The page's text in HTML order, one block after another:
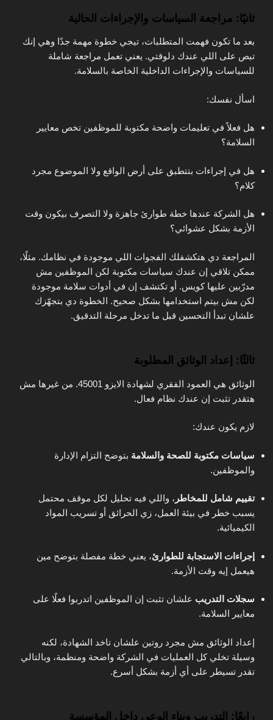
ثانيًا: مراجعة السياسات والإجراءات الحالية
بعد ما تكون فهمت المتطلبات، تيجي خطوة مهمة جدًا وهي إنك
تبص على اللي عندك دلوقتي. يعني تعمل مراجعة شاملة
للسياسات والإجراءات الداخلية الخاصة بالسلامة.
اسأل نفسك:
هل فعلاً في تعليمات واضحة مكتوبة للموظفين تخص معايير
السلامة؟
هل في إجراءات بتتطبق على أرض الواقع ولا الموضوع مجرد
كلام؟
هل الشركة عندها خطة طوارئ جاهزة ولا التصرف بيكون وقت
الأزمة بشكل عشوائي؟
المراجعة دي هتكشفلك الفجوات اللي موجودة في نظامك. مثلًا،
ممكن تلاقي إن عندك سياسات مكتوبة لكن الموظفين مش
مدرّبين عليها كويس. أو تكتشف إن في أدوات سلامة موجودة
لكن مش بيتم استخدامها بشكل صحيح. الخطوة دي بتجهّزك
علشان تبدأ التحسين قبل ما تدخل مرحلة التدقيق.
ثالثًا: إعداد الوثائق المطلوبة
الوثائق هي العمود الفقري لشهادة الايزو 45001. من غيرها مش
هتقدر تثبت إن عندك نظام فعال.
لازم يكون عندك:
سياسات مكتوبة للصحة والسلامة بتوضح التزام الإدارة
والموظفين.
تقييم شامل للمخاطر ، واللي فيه تحليل لكل موقف محتمل
يسبب خطر في بيئة العمل، زي الحرائق أو تسريب المواد
الكيميائية.
إجراءات الاستجابة للطوارئ، يعني خطة مفصلة بتوضح مين
هيعمل إيه وقت الأزمة.
سجلات التدريب علشان تثبت إن الموظفين اتدربوا فعلًا على
معايير السلامة.
إعداد الوثائق مش مجرد روتين علشان تاخد الشهادة، لكنه
وسيلة تخلي كل العمليات في الشركة واضحة ومنظمة، وبالتالي
تقدر تسيطر على أي أزمة بشكل أسرع.
رابعًا: التدريب وبناء الوعي داخل المؤسسة